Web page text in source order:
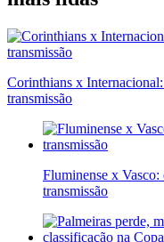
Corinthians x
transmissão
Fluminense x
transmissão